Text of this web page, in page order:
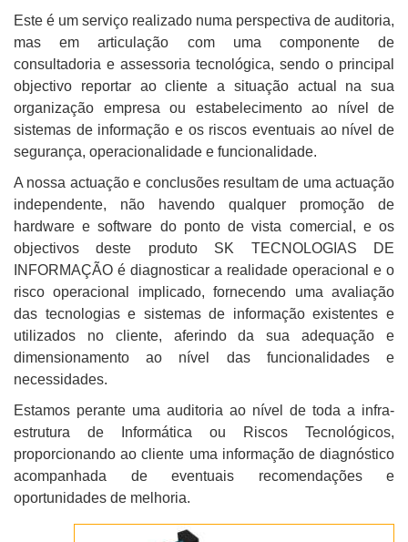
Este é um serviço realizado numa perspectiva de auditoria,
mas em articulação com uma componente de
consultadoria e assessoria tecnológica, sendo o principal
objectivo reportar ao cliente a situação actual na sua
organização empresa ou estabelecimento ao nível de
sistemas de informação e os riscos eventuais ao nível de
segurança, operacionalidade e funcionalidade.
A nossa actuação e conclusões resultam de uma actuação
independente, não havendo qualquer promoção de
hardware e software do ponto de vista comercial, e os
objectivos deste produto SK TECNOLOGIAS DE
INFORMAÇÃO é diagnosticar a realidade operacional e o
risco operacional implicado, fornecendo uma avaliação
das tecnologias e sistemas de informação existentes e
utilizados no cliente, aferindo da sua adequação e
dimensionamento ao nível das funcionalidades e
necessidades.
Estamos perante uma auditoria ao nível de toda a infra-
estrutura de Informática ou Riscos Tecnológicos,
proporcionando ao cliente uma informação de diagnóstico
acompanhada de eventuais recomendações e
oportunidades de melhoria.